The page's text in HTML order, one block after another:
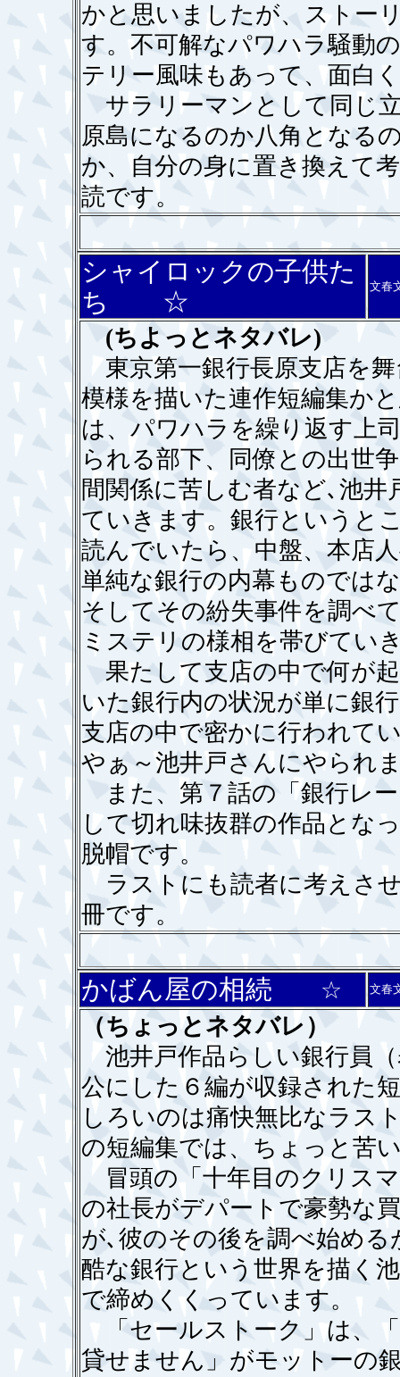
かと思いましたが、ストー
す。不可解なパワハラ騒動
テリー風味もあって、面白
サラリーマンとして同じ
原島になるのか八角となる
か、自分の身に置き換えて
読です。
シャイロックの子供た
ち ☆
文春
(ちよっとネタバレ)
東京第一銀行長原支店を
模様を描いた連作短編集か
は、パワハラを繰り返す上
られる部下、同僚との出世
間関係に苦しむ者など､池
ていきます。銀行というと
読んでいたら、中盤、本店
単純な銀行の内幕ものでは
そしてその紛失事件を調べ
ミステリの様相を帯びてい
果たして支店の中で何が
いた銀行内の状況が単に銀
支店の中で密かに行われて
やぁ～池井戸さんにやられ
また、第７話の「銀行レ
して切れ味抜群の作品とな
脱帽です。
ラストにも読者に考えさ
冊です。
かばん屋の相続 ☆ 文春
（ちょっとネタバレ）
池井戸作品らしい銀行員
公にした６編が収録された
しろいのは痛快無比なラス
の短編集では、ちょっと苦
冒頭の「十年目のクリス
の社長がデパートで豪勢な
が､彼のその後を調べ始め
酷な銀行という世界を描く
で締めくくっています。
「セールストーク」は、
貸せません」がモットーの